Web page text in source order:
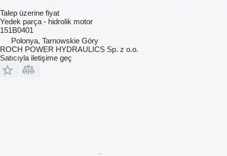
Talep üzerine fiyat
Yedek parça - hidrolik motor
151B0401
Polonya, Tarnowskie Góry
ROCH POWER HYDRAULICS Sp. z o.o.
Satıcıyla iletişime geç